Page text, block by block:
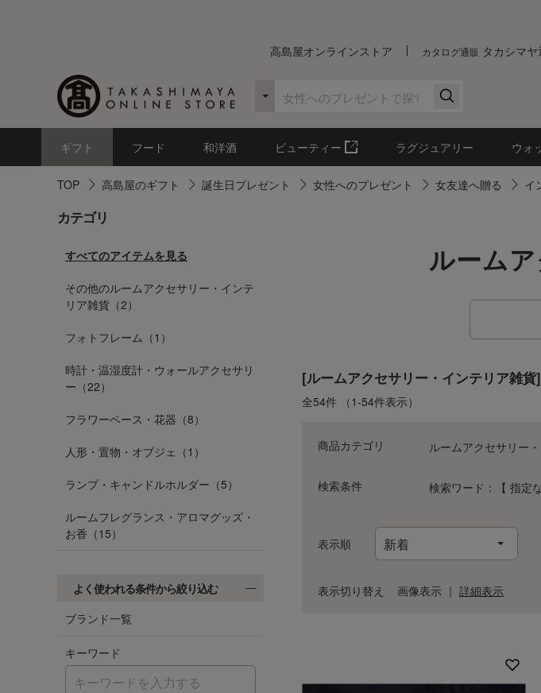
高島屋オンラインストア カタログ通販 タカシマ
ギフト フード 和洋酒 ビューティー ラグジュアリー ウォ
TOP 高島屋のギフト 誕生日プレゼント 女性へのプレゼント 女友達へ贈る イ
カテゴリ
すべてのアイテムを見る
その他のルームアクセサリー・インテ
リア雑貨（2）
フォトフレーム（1）
時計・温湿度計・ウォールアクセサリ
ー（22）
フラワーベース・花器（8）
人形・置物・オブジェ（1）
ランプ・キャンドルホルダー（5）
ルームフレグランス・アロマグッズ・
お香（15）
よく使われる条件から絞り込む
ブランド一覧
キーワード
ルーム
[ルームアクセサリー・インテリア雑貨
全54件 （1-54件表示）
商品カテゴリ ルームアクセサリー
検索条件 検索ワード：【 指定な
表示順
表示切り替え 画像表示 ｜ 詳細表示